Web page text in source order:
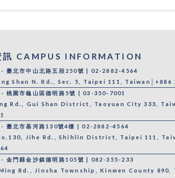
訊 CAMPUS INFORMATION
- 臺北市中山北路五段250號 | 02-2882-4564
Shan N. Rd., Sec. 5, Taipei 111, Taiwan│+886
- 桃園市龜山區德明路5號 | 03-350-7001
Rd., Gui Shan District, Taoyuan City 333,
- 臺北市基河路130號4樓 | 02-2882-4564
Jihe Rd., Shihlin District, Taipei 111,
- 金門縣金沙鎮德明路105號 | 082-355-233
Rd., Jinsha Township, Kinmen County 890,